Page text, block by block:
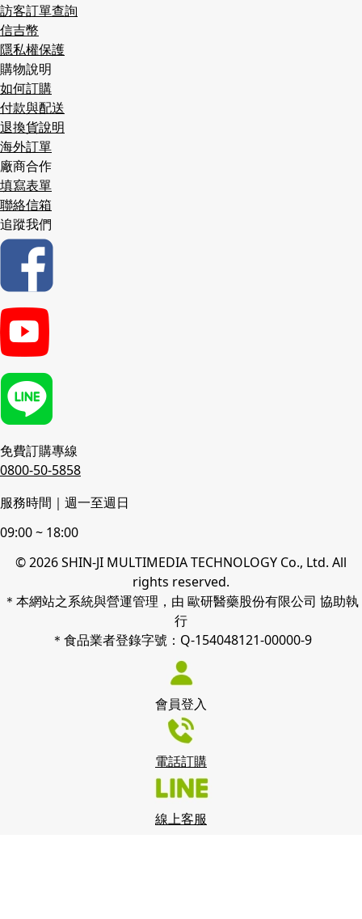
訪客訂單查詢
信吉幣
隱私權保護
購物說明
如何訂購
付款與配送
退換貨說明
海外訂單
廠商合作
填寫表單
聯絡信箱
追蹤我們
免費訂購專線
0800-50-5858
服務時間｜週一至週日
09:00 ~ 18:00
© 2026 SHIN-JI MULTIMEDIA TECHNOLOGY Co., Ltd. All
rights reserved.
＊本網站之系統與營運管理，由 歐研醫藥股份有限公司 協助執
行
＊食品業者登錄字號：Q-154048121-00000-9
會員登入
電話訂購
線上客服